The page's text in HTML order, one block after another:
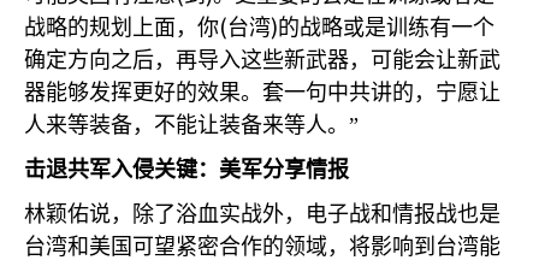
战略的规划上面，你(台湾)的战略或是训练有一个
确定方向之后，再导入这些新武器，可能会让新武
器能够发挥更好的效果。套一句中共讲的，宁愿让
人来等装备，不能让装备来等人。”
击退共军入侵关键：美军分享情报
林颖佑说，除了浴血实战外，电子战和情报战也是
台湾和美国可望紧密合作的领域，将影响到台湾能